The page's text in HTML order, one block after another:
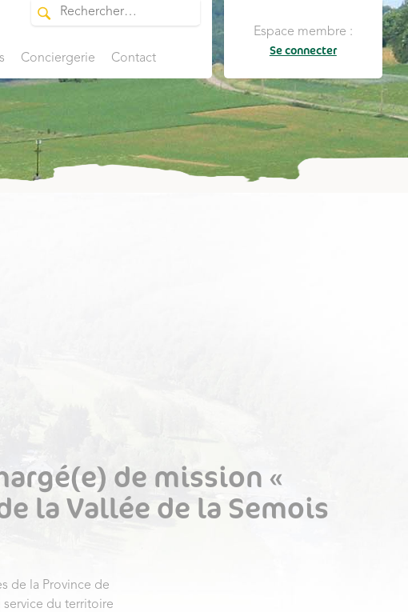
Conciergerie Contact
Espace membre :
Se connecter
de mission «
la Vallée de la Semois
de la Province de
du territoire